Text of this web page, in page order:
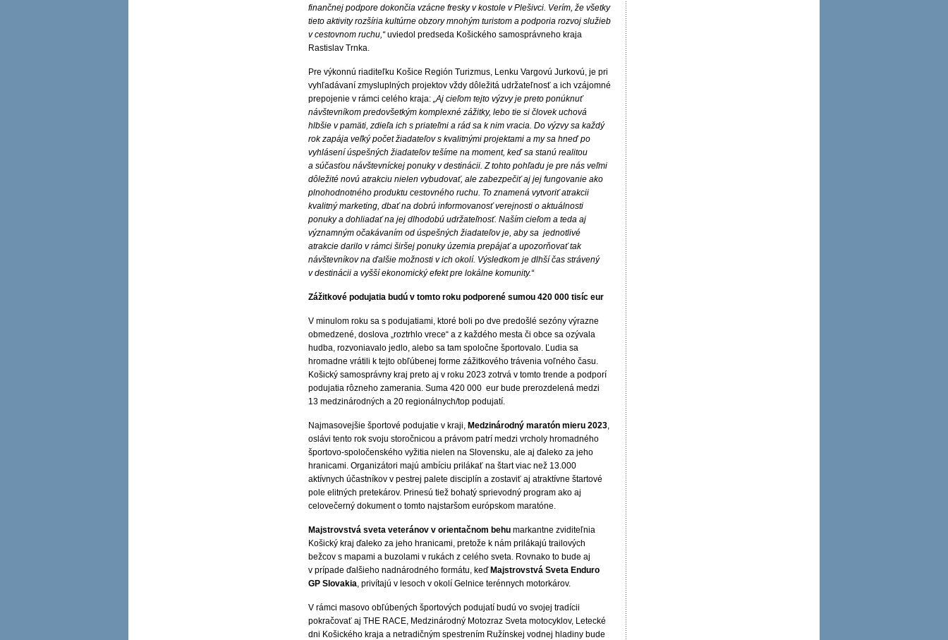
finančnej podpore dokončia vzácne fresky v kostole v Plešivci. Verím, že všetky
tieto aktivity rozšíria kultúrne obzory mnohým turistom a podporia rozvoj služieb
v cestovnom ruchu,“uviedol predseda Košického samosprávneho kraja
Rastislav Trnka.
Pre výkonnú riaditeľku Košice Región Turizmus, Lenku Vargovú Jurkovú, je pri
vyhľadávaní zmysluplných projektov vždy dôležitá udržateľnosť a ich vzájomné
prepojenie v rámci celého kraja: „Aj cieľom tejto výzvy je preto ponúknuť
návštevníkom predovšetkým komplexné zážitky, lebo tie si človek uchová
hlbšie v pamäti, zdieľa ich s priateľmi a rád sa k nim vracia. Do výzvy sa každý
rok zapája veľký počet žiadateľov s kvalitnými projektami a my sa hneď po
vyhlásení úspešných žiadateľov tešíme na moment, keď sa stanú realitou
a súčasťou návštevníckej ponuky v destinácii. Z tohto pohľadu je pre nás veľmi
dôležité novú atrakciu nielen vybudovať, ale zabezpečiť aj jej fungovanie ako
plnohodnotného produktu cestovného ruchu. To znamená vytvoriť atrakcii
kvalitný marketing, dbať na dobrú informovanosť verejnosti o aktuálnosti
ponuky a dohliadať na jej dlhodobú udržateľnosť. Naším cieľom a teda aj
významným očakávaním od úspešných žiadateľov je, aby sa jednotlivé
atrakcie darilo v rámci širšej ponuky územia prepájať a upozorňovať tak
návštevníkov na ďalšie možnosti v ich okolí. Výsledkom je dlhší čas strávený
v destinácii a vyšší ekonomický efekt pre lokálne komunity.“
Zážitkové podujatia budú v tomto roku podporené sumou 420 000 tisíc eur
V minulom roku sa s podujatiami, ktoré boli po dve predošlé sezóny výrazne
obmedzené, doslova „roztrhlo vrece“ a z každého mesta či obce sa ozývala
hudba, rozvoniavalo jedlo, alebo sa tam spoločne športovalo. Ľudia sa
hromadne vrátili k tejto obľúbenej forme zážitkového trávenia voľného času.
Košický samosprávny kraj preto aj v roku 2023 zotrvá v tomto trende a podporí
podujatia rôzneho zamerania. Suma 420 000 eur bude prerozdelená medzi
13 medzinárodných a 20 regionálnych/top podujatí.
Najmasovejšie športové podujatie v kraji, Medzinárodný maratón mieru 2023,
oslávi tento rok svoju storočnicou a právom patrí medzi vrcholy hromadného
športovo-spoločenského vyžitia nielen na Slovensku, ale aj ďaleko za jeho
hranicami. Organizátori majú ambíciu prilákať na štart viac než 13.000
aktívnych účastníkov v pestrej palete disciplín a zostaviť aj atraktívne štartové
pole elitných pretekárov. Prinesú tiež bohatý sprievodný program ako aj
celovečerný dokument o tomto najstaršom európskom maratóne.
Majstrovstvá sveta veteránov v orientačnom behu markantne zviditeľnia
Košický kraj ďaleko za jeho hranicami, pretože k nám prilákajú trailových
bežcov s mapami a buzolami v rukách z celého sveta. Rovnako to bude aj
v prípade ďalšieho nadnárodného formátu, keď Majstrovstvá Sveta Enduro
GP Slovakia, privítajú v lesoch v okolí Gelnice terénnych motorkárov.
V rámci masovo obľúbených športových podujatí budú vo svojej tradícii
pokračovať aj THE RACE, Medzinárodný Motozraz Sveta motocyklov, Letecké
dni Košického kraja a netradičným spestrením Ružínskej vodnej hladiny bude